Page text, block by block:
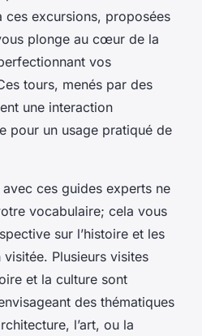
ces excursions, proposées
plonge au cœur de la
vos
tours, menés par des
une interaction
pour un usage pratiqué de
ces guides experts ne
vocabulaire; cela vous
sur l’histoire et les
Plusieurs visites
et la culture sont
des thématiques
l’art, ou la